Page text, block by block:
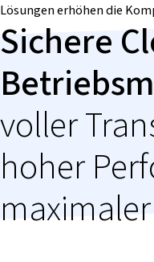
Lösungen erhöhen die
Sichere
voller
hoher